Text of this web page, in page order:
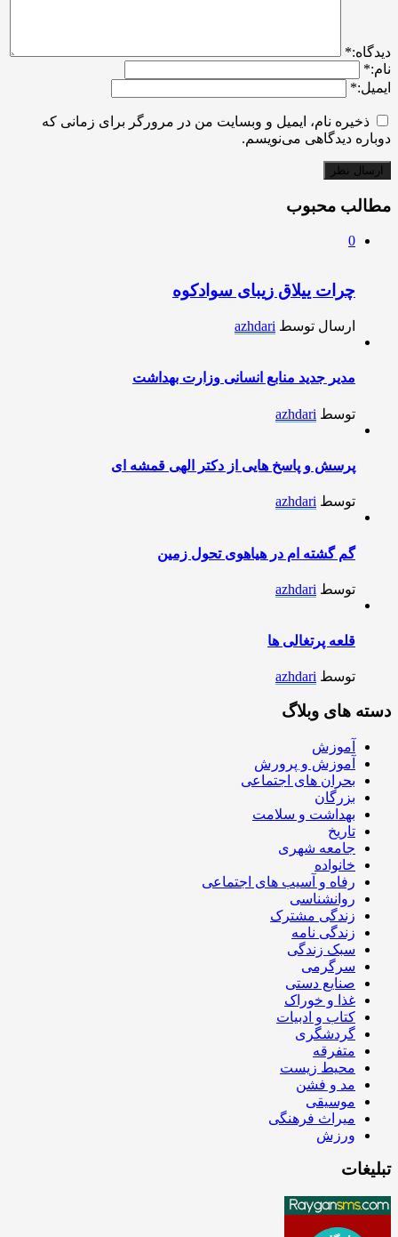
ديدگاه:*
نام:*
ایمیل:*
ذخیره نام، ایمیل و وبسایت من در مرورگر برای زمانی که
دوباره دیدگاهی می‌نویسم.
مطالب محبوب
0
چرات ییلاق زیبای سوادکوه
ارسال توسط azhdari
مدیر جدید منابع انسانی وزارت بهداشت
توسط azhdari
پرسش و پاسخ هایی از دکتر الهی قمشه ای
توسط azhdari
گم گشته ام در هیاهوی تحول زمین
توسط azhdari
قلعه پرتغالی ها
توسط azhdari
دسته های وبلاگ
آموزش
آموزش و پرورش
بحران های اجتماعی
بزرگان
بهداشت و سلامت
تاریخ
جامعه شهری
خانواده
رفاه و آسیب های اجتماعی
روانشناسی
زندگی مشترک
زندگی نامه
سبک زندگی
سرگرمی
صنایع دستی
غذا و خوراک
کتاب و ادبیات
گردشگری
متفرقه
محیط زیست
مد و فشن
موسیقی
میراث فرهنگی
ورزش
تبلیغات